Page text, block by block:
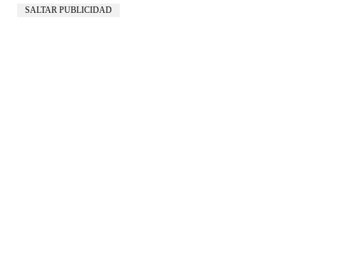
SALTAR PUBLICIDAD